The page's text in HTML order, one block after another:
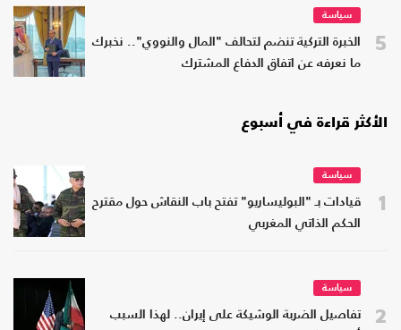
5
سياسة
الخبرة التركية تنضم لتحالف "المال والنووي".. نخبرك
ما نعرفه عن اتفاق الدفاع المشترك
الأكثر قراءة في أسبوع
1
سياسة
قيادات بـ "البوليساريو" تفتح باب النقاش حول مقترح
الحكم الذاتي المغربي
2
سياسة
تفاصيل الضربة الوشيكة على إيران.. لهذا السبب